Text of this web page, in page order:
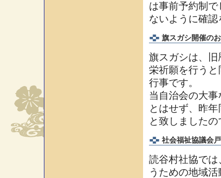
は事前予約制
ないように確
旗スガシ開催の
旗スガシは、
栄祈願を行う
行事です。
当自治会の大
とはせず、昨
と致しました
社会福祉協議会
読谷村社協で
うための地域